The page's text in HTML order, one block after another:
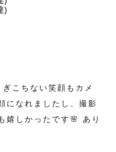
こちない笑顔もカメ
になれましたし、撮影
嬉しかったです🌸 あり